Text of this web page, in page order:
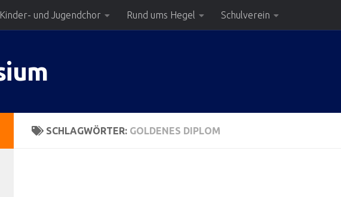
Kinder- und Jugendchor Rund ums Hegel Schulverein
SCHLAGWÖRTER: GOLDENES DIPLOM